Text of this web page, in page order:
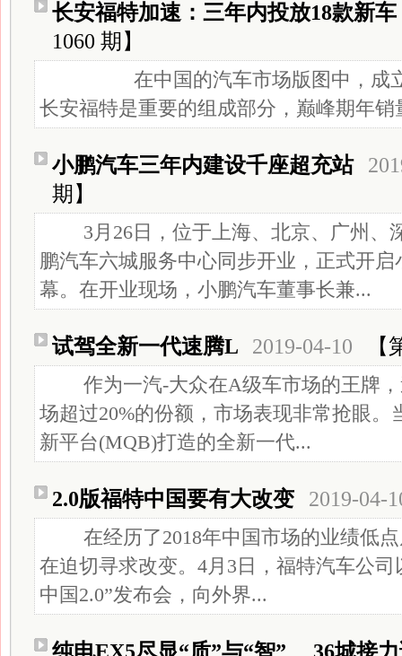
长安福特加速：三年内投放18款新车
1060 期】
在中国的汽车市场版图中，成立
长安福特是重要的组成部分，巅峰期年销
小鹏汽车三年内建设千座超充站
期】
3月26日，位于上海、北京、广州、
鹏汽车六城服务中心同步开业，正式开启
幕。在开业现场，小鹏汽车董事长兼...
试驾全新一代速腾L 2019-04-10 【
作为一汽-大众在A级车市场的王牌，
场超过20%的份额，市场表现非常抢眼。
新平台(MQB)打造的全新一代...
2.0版福特中国要有大改变 2019-04-
在经历了2018年中国市场的业绩低点
在迫切寻求改变。4月3日，福特汽车公
中国2.0”发布会，向外界...